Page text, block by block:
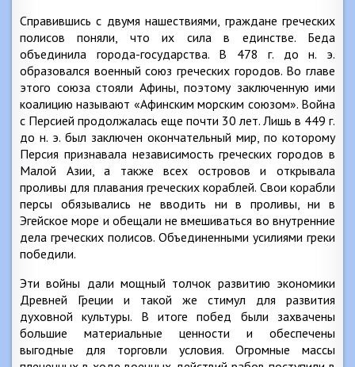
Справившись с двумя нашествиями, граждане греческих
полисов поняли, что их сила в единстве. Беда
объединила города-государства. В 478 г. до н. э.
образовался военный союз греческих городов. Во главе
этого союза стояли Афины, поэтому заключенную ими
коалицию называют «Афинским морским союзом». Война
с Персией продолжалась еще почти 30 лет. Лишь в 449 г.
до н. э. был заключен окончательный мир, по которому
Персия признавала независимость греческих городов в
Малой Азии, а также всех островов и открывала
проливы для плавания греческих кораблей. Свои корабли
персы обязывались не вводить ни в проливы, ни в
Эгейское море и обещали не вмешиваться во внутренние
дела греческих полисов. Объединенными усилиями греки
победили.
Эти войны дали мощный толчок развитию экономики
Древней Греции и такой же стимул для развития
духовной культуры. В итоге побед были захвачены
большие материальные ценности и обеспечены
выгодные для торговли условия. Огромные массы